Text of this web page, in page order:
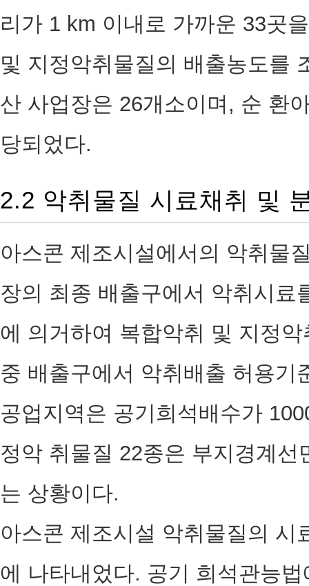
리가 1 km 이내로 가까운 33곳
및 지정악취물질의 배출농도를
산 사업장은 26개소이며, 순 환
당되었다.
2.2 악취물질 시료채취 및
아스콘 제조시설에서의 악취물
장의 최종 배출구에서 악취시료
에 의거하여 복합악취 및 지정
중 배출구에서 악취배출 허용기
공업지역은 공기희석배수가
정악 취물질 22종은 부지경계
는 상황이다.
아스콘 제조시설 악취물질의
에 나타내었다. 공기 희석관능